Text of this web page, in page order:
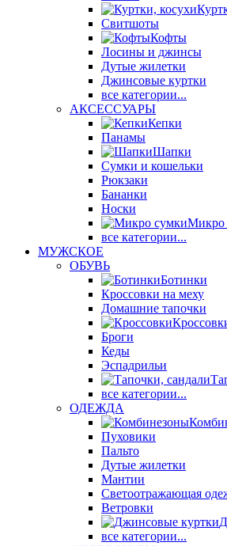
Свитшоты
Кофты
Лосины и джинсы
Дутые жилетки
Джинсовые куртки
все категории...
АКСЕССУАРЫ
Кепки
Панамы
Шапки
Сумки и кошельки
Рюкзаки
Бананки
Носки
Микро
все категории...
МУЖСКОЕ
ОБУВЬ
Ботинки
Кроссовки на меху
Домашние тапочки
Броги
Кеды
Эспадрильи
все категории...
ОДЕЖДА
Пуховики
Пальто
Дутые жилетки
Мантии
Светоотражающая
Ветровки
все категории...